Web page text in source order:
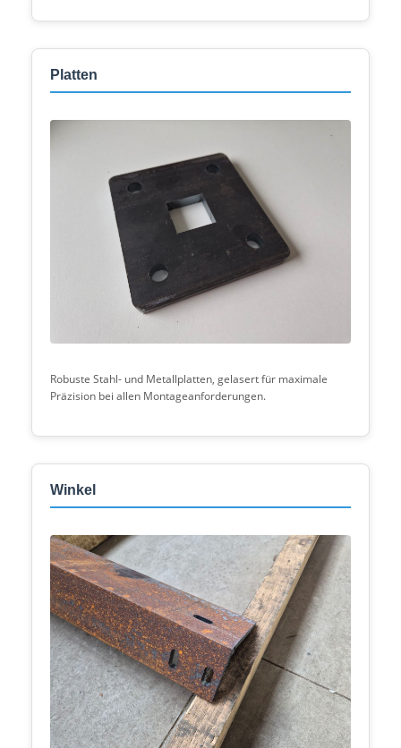
Platten
Robuste Stahl- und Metallplatten, gelasert für maximale
Präzision bei allen Montageanforderungen.
Winkel